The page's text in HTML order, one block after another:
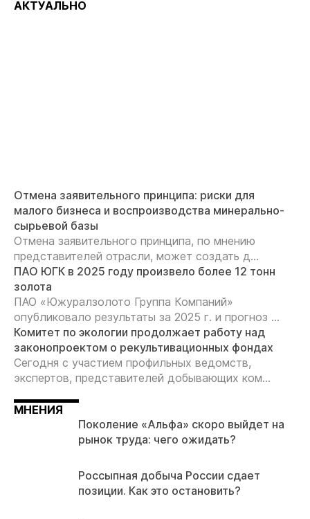
АКТУАЛЬНО
Отмена заявительного принципа: риски для
малого бизнеса и воспроизводства минерально-
сырьевой базы
Отмена заявительного принципа, по мнению
представителей отрасли, может создать д...
ПАО ЮГК в 2025 году произвело более 12 тонн
золота
ПАО «Южуралзолото Группа Компаний»
опубликовало результаты за 2025 г. и прогноз ...
Комитет по экологии продолжает работу над
законопроектом о рекультивационных фондах
Сегодня с участием профильных ведомств,
экспертов, представителей добывающих ком...
МНЕНИЯ
Поколение «Альфа» скоро выйдет на
рынок труда: чего ожидать?
Россыпная добыча России сдает
позиции. Как это остановить?